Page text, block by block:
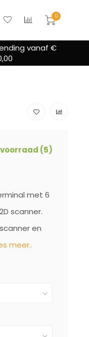
0
altijd hulp bij
voorraad (5)
met 6
scanner.
en
meer..